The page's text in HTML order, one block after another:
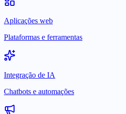
Aplicações web
Plataformas e ferramentas
Integração de IA
Chatbots e automações